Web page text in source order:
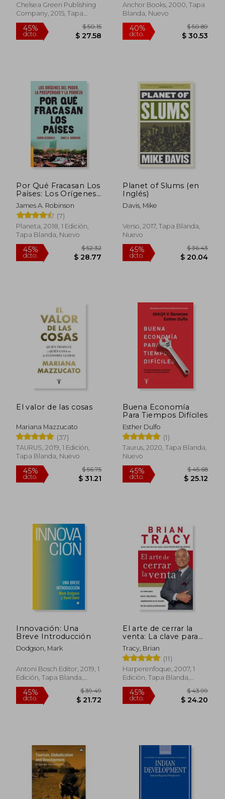
45%
dcto.
45%
dcto.
Chelsea Green Publishing
Company, 2015, Tapa
Blanda, Nuevo
45%
Anchor Books, 2000, Tapa
Blanda, Nuevo
40%
dcto.
Por Qué Fracasan Los
Países: Los Orígenes
del Poder, La
Prosperidad Y La
Pobreza.
James A. Robinson
(7)
Planeta, 2018, 1 Edición,
Tapa Blanda, Nuevo
Planet of Slums (en
Inglés)
Davis, Mike
Verso, 2017, Tapa Blanda,
Nuevo
45%
dcto.
El valor de las cosas
Mariana Mazzucato
(37)
TAURUS, 2019, 1 Edición,
Tapa Blanda, Nuevo
Buena Economía
Para Tiempos Difíciles
Esther Dulfo
(1)
Taurus, 2020, Tapa Blanda,
Nuevo
Innovación: Una
Breve Introducción
Dodgson, Mark
Antoni Bosch Editor, 2019, 1
Edición, Tapa Blanda,
Nuevo
El arte de cerrar la
venta: La clave para
hacer más dinero
más rápidamente en
el mundo de las
ventas profesionales
Tracy, Brian
(11)
Harperenfoque, 2007, 1
Edición, Tapa Blanda,
Nuevo